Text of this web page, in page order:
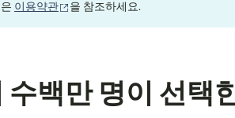
이용약관 (새 창에서 열림)
을 참조하세요.
백만 명이 선택